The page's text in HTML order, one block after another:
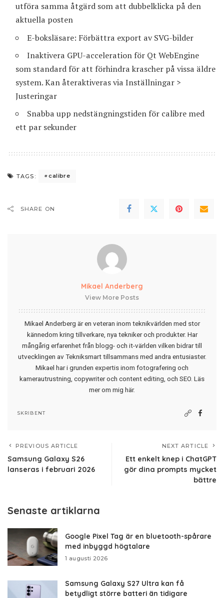
utföra samma åtgärd som att dubbelklicka på den
aktuella posten
E-boksläsare: Förbättra export av SVG-bilder
Inaktivera GPU-acceleration för Qt WebEngine
som standard för att förhindra krascher på vissa äldre
system. Kan återaktiveras via Inställningar >
Justeringar
Snabba upp nedstängningstiden för calibre med
ett par sekunder
TAGS: calibre
SHARE ON
Mikael Anderberg
View More Posts
Mikael Anderberg är en veteran inom teknikvärlden med stor
kännedom kring tillverkare, nya tekniker och produkter. Har
mångårig erfarenhet från blogg- och it-världen vilken bidrar till
utvecklingen av Tekniksmart tillsammans med andra entusiaster.
Mikael har i grunden expertis inom fotografering och
kamerautrustning, copywriter och content editing, och SEO. Läs
mer om mig här.
SKRIBENT
PREVIOUS ARTICLE
Samsung Galaxy S26
lanseras i februari 2026
NEXT ARTICLE
Ett enkelt knep i ChatGPT
gör dina prompts mycket
bättre
Senaste artiklarna
Google Pixel Tag är en bluetooth-spårare
med inbyggd högtalare
1 augusti 2026
Samsung Galaxy S27 Ultra kan få
betydligt större batteri än tidigare